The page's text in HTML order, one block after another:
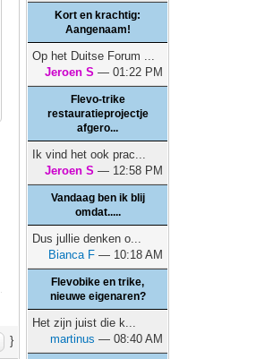
}
Kort en krachtig:
Aangenaam!
Op het Duitse Forum ...
Jeroen S — 01:22 PM
Flevo-trike
restauratieprojectje
afgero...
Ik vind het ook prac...
Jeroen S — 12:58 PM
Vandaag ben ik blij
omdat.....
Dus jullie denken o...
Bianca F — 10:18 AM
Flevobike en trike,
nieuwe eigenaren?
Het zijn juist die k...
martinus — 08:40 AM